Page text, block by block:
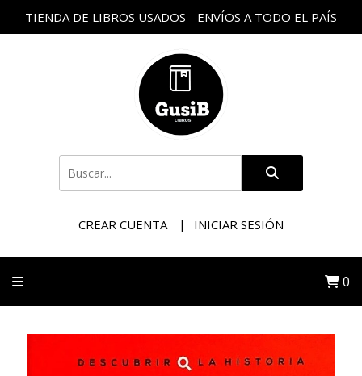
TIENDA DE LIBROS USADOS - ENVÍOS A TODO EL PAÍS
CREAR CUENTA INICIAR SESIÓN
0